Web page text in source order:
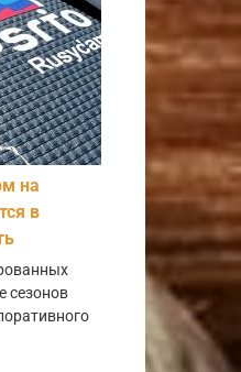
на
в
сезонов